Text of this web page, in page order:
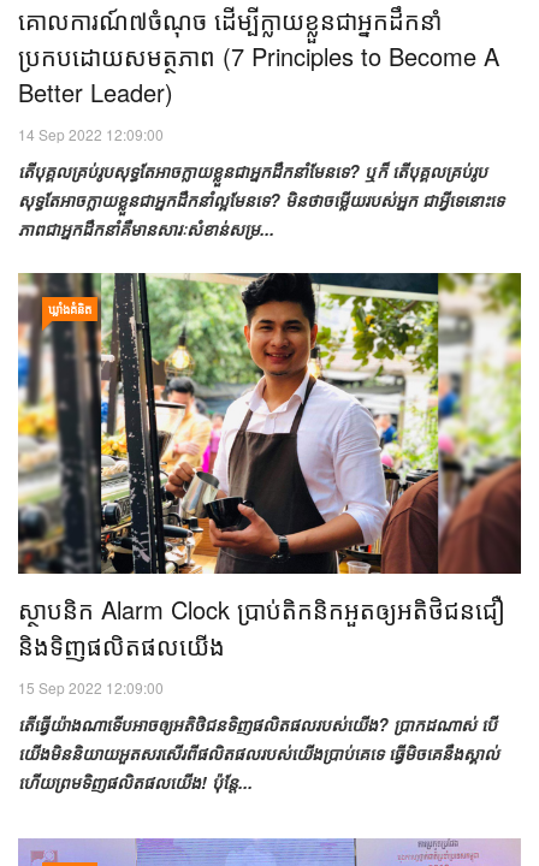
គោលការណ៍៧ចំណុច ដើម្បីក្លាយខ្លួនជាអ្នកដឹកនាំ
ប្រកបដោយសមត្ថភាព (7 Principles to Become A
Better Leader)
14 Sep 2022 12:09:00
តើបុគ្គលគ្រប់រូបសុទ្ធតែអាចក្លាយខ្លួនជាអ្នកដឹកនាំមែនទេ? ឬក៏ តើបុគ្គលគ្រប់រូប
សុទ្ធតែអាចក្លាយខ្លួនជាអ្នកដឹកនាំល្អមែនទេ? មិនថាចម្លើយរបស់អ្នក ជាអ្វីទេនោះទេ
ភាពជាអ្នកដឹកនាំគឺមានសារៈសំខាន់សម្រ...
ឃ្លាំង​គំនិត
ស្ថាបនិក Alarm Clock ប្រាប់​តិកនិក​អួត​ឲ្យ​អតិថិជន​ជឿ​
និង​ទិញ​ផលិតផល​យើង
15 Sep 2022 12:09:00
តើ​ធ្វើ​យ៉ាង​ណា​ទើប​អាច​ឲ្យ​អតិថិជន​ទិញ​ផលិតផល​របស់​យើង​? ប្រាកដ​ណាស់ បើ​
យើង​មិន​និយាយ​អួត​សរសើរ​ពី​ផលិតផល​របស់​យើង​ប្រាប់​គេ​ទេ ធ្វើ​មិច​​គេ​នឹង​ស្គាល់​
ហើយ​ព្រម​ទិញ​ផលិតផល​យើង! ប៉ុន្តែ...